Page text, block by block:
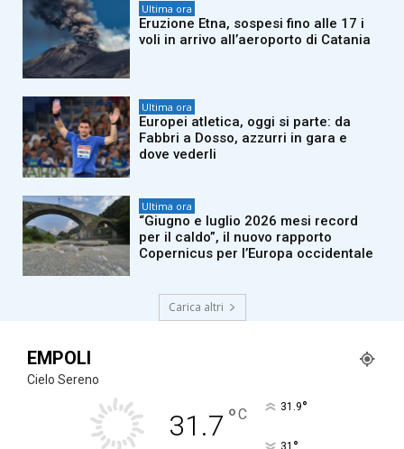
Ultima ora
Eruzione Etna, sospesi fino alle 17 i
voli in arrivo all’aeroporto di Catania
Ultima ora
Europei atletica, oggi si parte: da
Fabbri a Dosso, azzurri in gara e
dove vederli
Ultima ora
“Giugno e luglio 2026 mesi record
per il caldo”, il nuovo rapporto
Copernicus per l’Europa occidentale
Carica altri
EMPOLI
Cielo Sereno
31.7 °C 31.9°